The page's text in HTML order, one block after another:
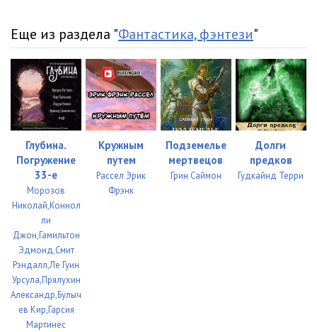
Еще из раздела "Фантастика, фэнтези"
Глубина.
Погружение
33-е
Морозов
Николай,Коннол
ли
Джон,Гамильтон
Эдмонд,Смит
Рэндалл,Ле Гуин
Урсула,Прялухин
Александр,Булыч
ев Кир,Гарсия
Мартинес
Кружным
путем
Рассел Эрик
Фрэнк
Подземелье
мертвецов
Грин Саймон
Долги
предков
Гудкайнд Терри